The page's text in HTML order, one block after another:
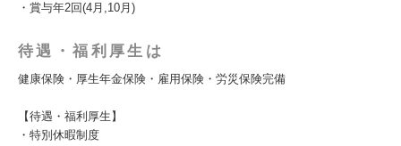
・賞与年2回(4月,10月)
待遇・福利厚生は
健康保険・厚生年金保険・雇用保険・労災保険完備
【待遇・福利厚生】
・特別休暇制度